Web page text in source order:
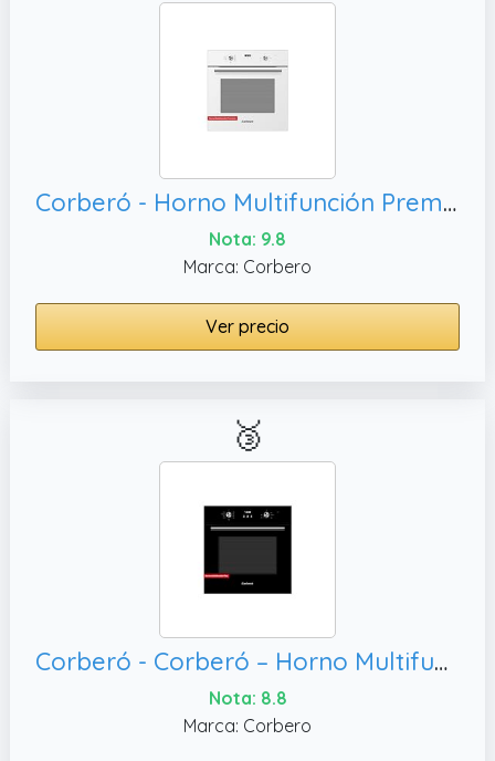
Corberó - Horno Multifunción Premium Airfry | CCHMT905W | 70L | Hidrólisis | 8 Programas | Guías Extraíbles | Mandos Push-Pull| Display táctil |3000W | Desconexión Automática | Cristal Blanco
Nota: 9.8
Marca: Corbero
Ver precio
🥉
Corberó - Corberó – Horno Multifunción Plus | CCHMD805N | 59x59x56 cm |70L | 8 Programas | Display Digital | Función Hidrólisis | 3000W | Doble Cristal | Guías Extraíbles | Cristal Negro
Nota: 8.8
Marca: Corbero